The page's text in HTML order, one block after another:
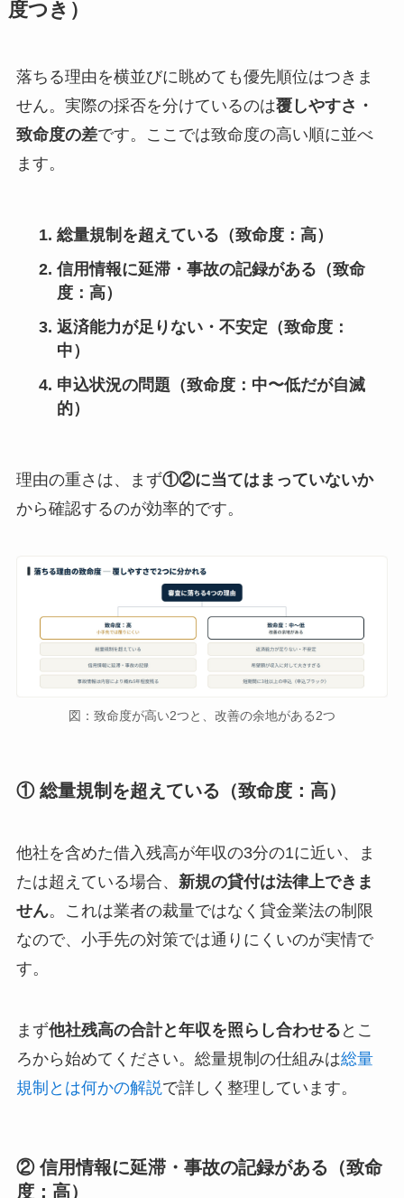
度つき）
落ちる理由を横並びに眺めても優先順位はつきま
せん。実際の採否を分けているのは覆しやすさ・
致命度の差です。ここでは致命度の高い順に並べ
ます。
総量規制を超えている（致命度：高）
信用情報に延滞・事故の記録がある（致命
度：高）
返済能力が足りない・不安定（致命度：
中）
申込状況の問題（致命度：中〜低だが自滅
的）
理由の重さは、まず①②に当てはまっていないか
から確認するのが効率的です。
図：致命度が高い2つと、改善の余地がある2つ
① 総量規制を超えている（致命度：高）
他社を含めた借入残高が年収の3分の1に近い、ま
たは超えている場合、 新規の貸付は法律上できま
せん。これは業者の裁量ではなく貸金業法の制限
なので、小手先の対策では通りにくいのが実情で
す。
まず他社残高の合計と年収を照らし合わせる とこ
ろから始めてください。総量規制の仕組みは総量
規制とは何かの解説で詳しく整理しています。
② 信用情報に延滞・事故の記録がある（致命
度：高）